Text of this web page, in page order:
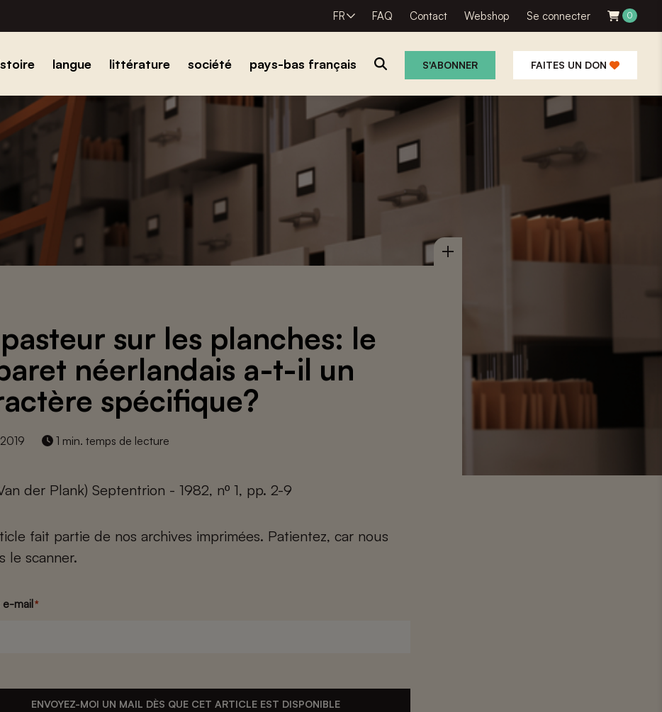
FR FAQ Contact Webshop Se connecter 0
langue littérature société pays-bas français S'ABONNER FAITES UN DON
sur les planches: le
néerlandais a-t-il un
spécifique?
1 min. temps de lecture
der Plank) Septentrion - 1982, nº 1, pp. 2-9
fait partie de nos archives imprimées. Patientez, car nous
le scanner.
e-mail *
ENVOYEZ-MOI UN MAIL DÈS QUE CET ARTICLE EST DISPONIBLE